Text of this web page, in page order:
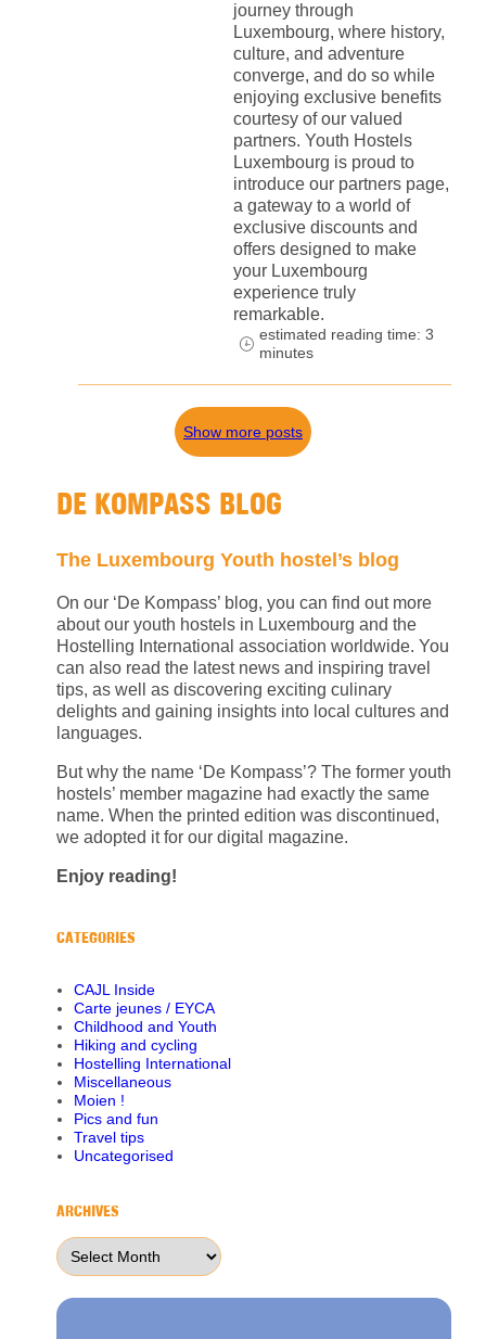
journey through
Luxembourg, where history,
culture, and adventure
converge, and do so while
enjoying exclusive benefits
courtesy of our valued
partners. Youth Hostels
Luxembourg is proud to
introduce our partners page,
a gateway to a world of
exclusive discounts and
offers designed to make
your Luxembourg
experience truly
remarkable.
estimated reading time: 3
minutes
Show more posts
DE KOMPASS BLOG
The Luxembourg Youth hostel’s blog
On our ‘De Kompass’ blog, you can find out more
about our youth hostels in Luxembourg and the
Hostelling International association worldwide. You
can also read the latest news and inspiring travel
tips, as well as discovering exciting culinary
delights and gaining insights into local cultures and
languages.
But why the name ‘De Kompass’? The former youth
hostels’ member magazine had exactly the same
name. When the printed edition was discontinued,
we adopted it for our digital magazine.
Enjoy reading!
CATEGORIES
CAJL Inside
Carte jeunes / EYCA
Childhood and Youth
Hiking and cycling
Hostelling International
Miscellaneous
Moien !
Pics and fun
Travel tips
Uncategorised
ARCHIVES
Archives